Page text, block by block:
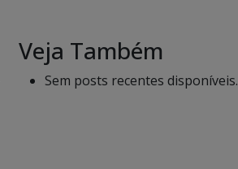
Veja Também
Sem posts recentes disponíveis.